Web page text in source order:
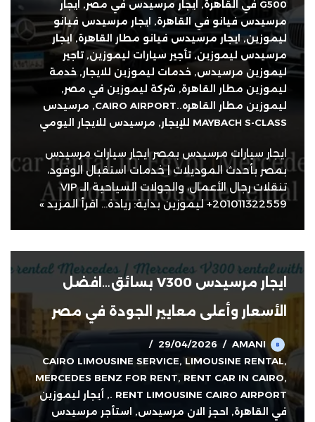
G500 في القاهرة
, ايجار مرسيدس في مصر,
ايجار
مرسيدس فيانو في القاهرة,
ايجار مرسيدس فيانو
ليموزين,ايجار مرسيدس فيانو مطار القاهرة,ايجار
مرسيدس ليموزين, تأجير سيارات ليموزين, تاجير
ليموزين مرسيدس, خدمات ليموزين للايجار, خدمة
ليموزين مطار القاهرة, شركة ليموزين في مصر,
ليموزين مطار القاهره..CAIRO AIRPORT
, مرسيدس
MAYBACH S-CLASS للإيجار
, مرسيدس للايجار اليومي
ايجار سيارات مرسيدس بمصر ايجار سيارات مرسيدس
بمصر بأحدث الموديلات | خدمات استقبال الوفود،
تنقلات رجال الأعمال، والجولات السياحية الـ VIP
+201011322559 ليموزين بداية: ريادة…
اقرأ المزيد »
ايجار مرسيدس V300 بسائق…افضل
الأسعار وأعلى معايير الجودة في مصر
AMANI
29/04/2026
CAIRO LIMOUSINE SERVICE, LIMOUSINE RENTAL,
MERCEDES BENZ FOR RENT, RENT CAR IN CAIRO,
RENT LIMOUSINE CAIRO AIRPORT .
, أيجار ليموزين
في القاهرة, احجز الان مرسيدس,
استأجر مرسيدس